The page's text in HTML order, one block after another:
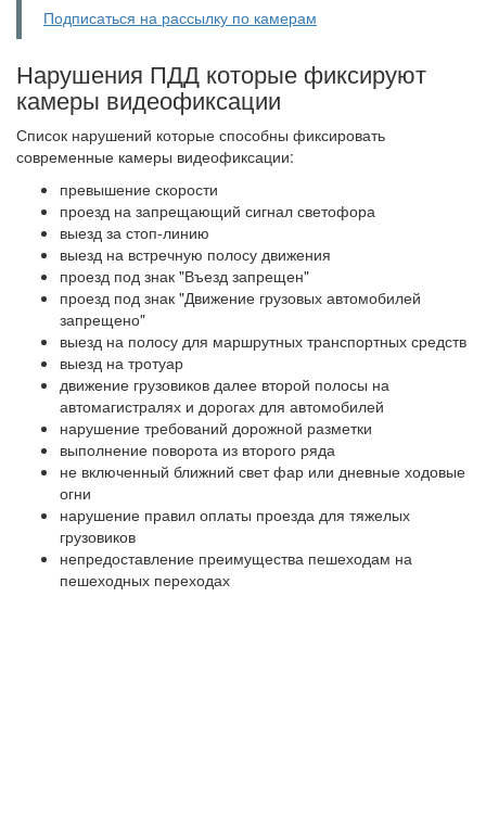
Подписаться на рассылку по камерам
Нарушения ПДД которые фиксируют
камеры видеофиксации
Список нарушений которые способны фиксировать
современные камеры видеофиксации:
превышение скорости
проезд на запрещающий сигнал светофора
выезд за стоп-линию
выезд на встречную полосу движения
проезд под знак "Въезд запрещен"
проезд под знак "Движение грузовых автомобилей
запрещено"
выезд на полосу для маршрутных транспортных средств
выезд на тротуар
движение грузовиков далее второй полосы на
автомагистралях и дорогах для автомобилей
нарушение требований дорожной разметки
выполнение поворота из второго ряда
не включенный ближний свет фар или дневные ходовые
огни
нарушение правил оплаты проезда для тяжелых
грузовиков
непредоставление преимущества пешеходам на
пешеходных переходах